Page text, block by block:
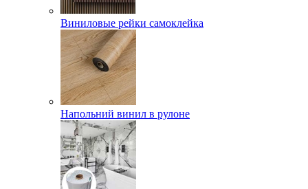
Виниловые рейки самоклейка
Напольний винил в рулоне